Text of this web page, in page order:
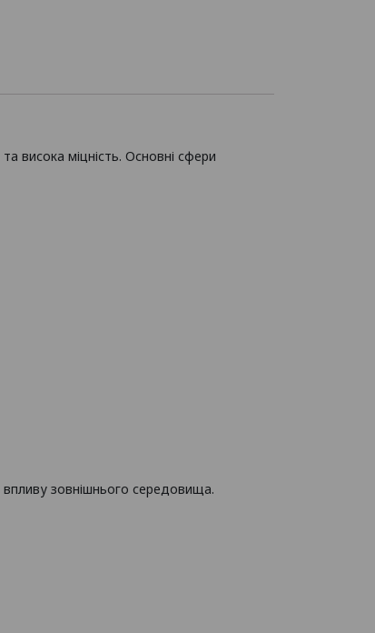
висока міцність. Основні сфери
впливу зовнішнього середовища.